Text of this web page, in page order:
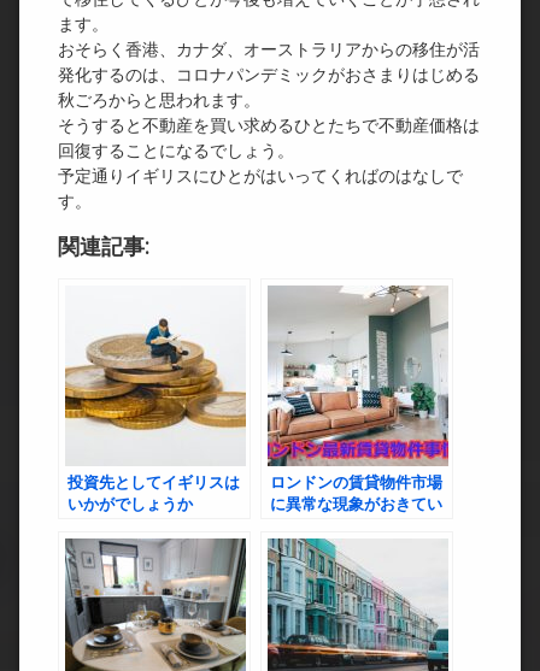
ます。
おそらく香港、カナダ、オーストラリアからの移住が活
発化するのは、コロナパンデミックがおさまりはじめる
秋ごろからと思われます。
そうすると不動産を買い求めるひとたちで不動産価格は
回復することになるでしょう。
予定通りイギリスにひとがはいってくればのはなしで
す。
関連記事:
投資先としてイギリスは
いかがでしょうか
ロンドンの賃貸物件市場
に異常な現象がおきてい